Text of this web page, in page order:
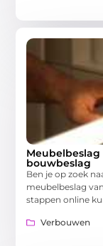
bouwbeslag
Ben je op zoek
meubelbeslag
stappen online
Verbouwen